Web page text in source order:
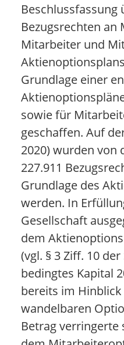
Beschlussfassung
Bezugsrechten
Mitarbeiter und
Grundlage einer
sowie für
geschaffen. Auf
2020) wurden von
227.911
Grundlage des
werden. In
Gesellschaft
dem
(vgl. § 3 Ziff. 10
bedingtes Kapital
bereits im
wandelbaren
Betrag verringerte